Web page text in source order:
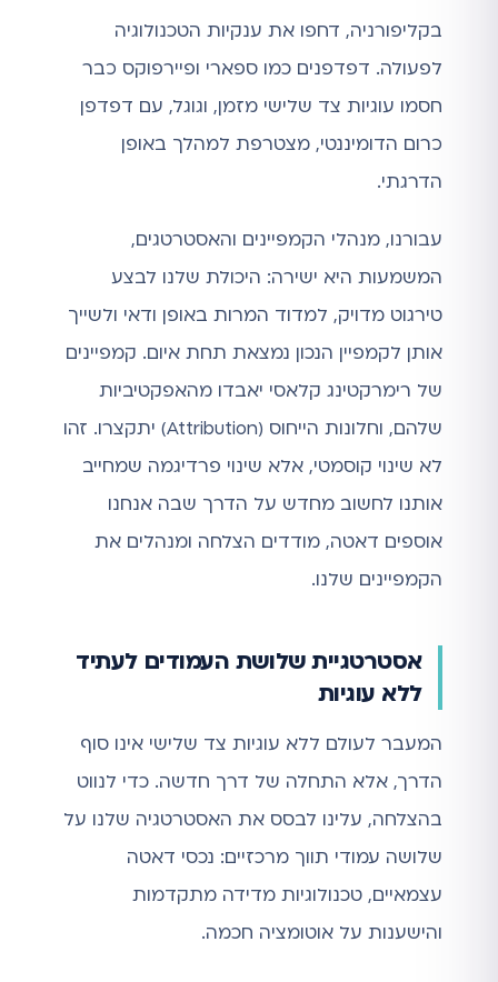
בקליפורניה, דחפו את ענקיות הטכנולוגיה
לפעולה. דפדפנים כמו ספארי ופיירפוקס כבר
חסמו עוגיות צד שלישי מזמן, וגוגל, עם דפדפן
כרום הדומיננטי, מצטרפת למהלך באופן
הדרגתי.
עבורנו, מנהלי הקמפיינים והאסטרטגים,
המשמעות היא ישירה: היכולת שלנו לבצע
טירגוט מדויק, למדוד המרות באופן ודאי ולשייך
אותן לקמפיין הנכון נמצאת תחת איום. קמפיינים
של רימרקטינג קלאסי יאבדו מהאפקטיביות
שלהם, וחלונות הייחוס (Attribution) יתקצרו. זהו
לא שינוי קוסמטי, אלא שינוי פרדיגמה שמחייב
אותנו לחשוב מחדש על הדרך שבה אנחנו
אוספים דאטה, מודדים הצלחה ומנהלים את
הקמפיינים שלנו.
אסטרטגיית שלושת העמודים לעתיד
ללא עוגיות
המעבר לעולם ללא עוגיות צד שלישי אינו סוף
הדרך, אלא התחלה של דרך חדשה. כדי לנווט
בהצלחה, עלינו לבסס את האסטרטגיה שלנו על
שלושה עמודי תווך מרכזיים: נכסי דאטה
עצמאיים, טכנולוגיות מדידה מתקדמות
והישענות על אוטומציה חכמה.